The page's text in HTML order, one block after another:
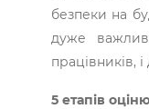
безпеки на
дуже
працівників,
5 етапів